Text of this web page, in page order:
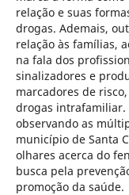
relação e suas
drogas. Ademais,
relação às famílias,
na fala dos
sinalizadores e
marcadores de
drogas intrafamiliar.
observando as
município de Santa
olhares acerca do
busca pela
promoção da saúde.